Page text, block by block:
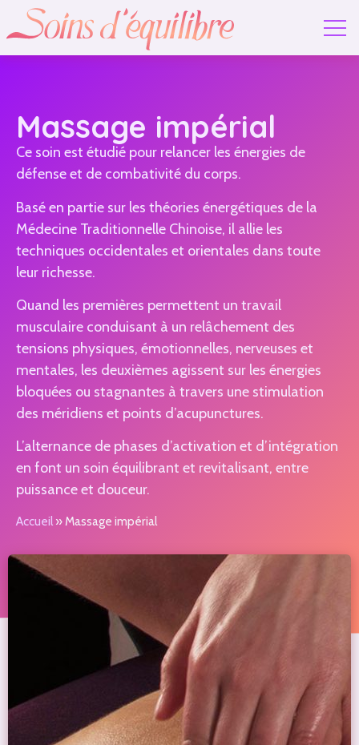
Massage impérial
Ce soin est étudié pour relancer les énergies de
défense et de combativité du corps.
Basé en partie sur les théories énergétiques de la
Médecine Traditionnelle Chinoise, il allie les
techniques occidentales et orientales dans toute
leur richesse.
Quand les premières permettent un travail
musculaire conduisant à un relâchement des
tensions physiques, émotionnelles, nerveuses et
mentales, les deuxièmes agissent sur les énergies
bloquées ou stagnantes à travers une stimulation
des méridiens et points d’acupunctures.
L’alternance de phases d’activation et d’intégration
en font un soin équilibrant et revitalisant, entre
puissance et douceur.
Accueil»Massage impérial